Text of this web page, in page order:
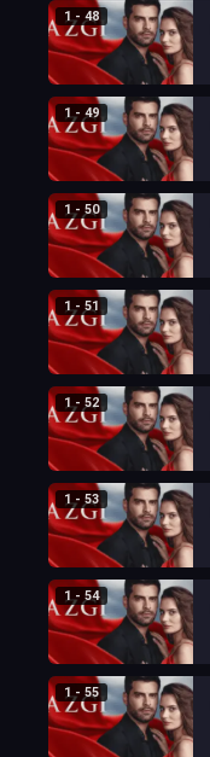
1 - 48
1 - 49
1 - 50
1 - 51
1 - 52
1 - 53
1 - 54
1 - 55